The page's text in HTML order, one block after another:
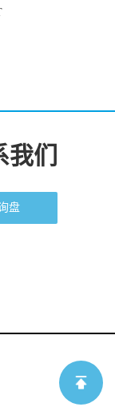
我们
盘